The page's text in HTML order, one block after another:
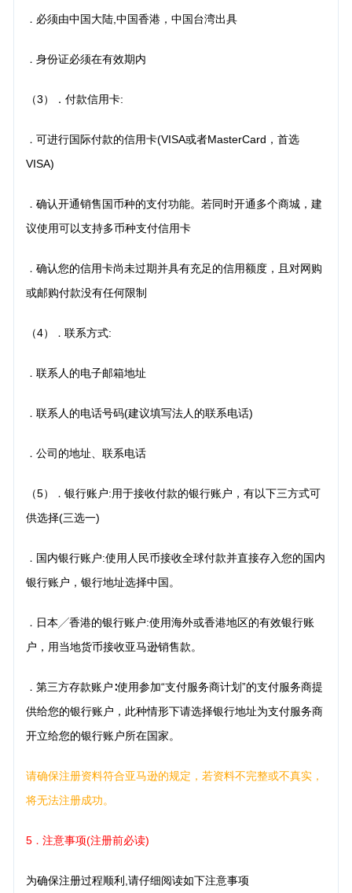
． 必须由中国大陆,中国香港，中国台湾出具
． 身份证必须在有效期内
（3）．付款信用卡:
． 可进行国际付款的信用卡(VISA或者MasterCard，首选
VISA)
． 确认开通销售国币种的支付功能。若同时开通多个商城，建
议使用可以支持多币种支付信用卡
． 确认您的信用卡尚未过期并具有充足的信用额度，且对网购
或邮购付款没有任何限制
（4） ． 联系方式:
． 联系人的电子邮箱地址
． 联系人的电话号码(建议填写法人的联系电话)
． 公司的地址、联系电话
（5） ． 银行账户:用于接收付款的银行账户，有以下三方式可
供选择(三选一)
． 国内银行账户:使用人民币接收全球付款并直接存入您的国内
银行账户，银行地址选择中国。
． 日本╱香港的银行账户:使用海外或香港地区的有效银行账
户，用当地货币接收亚马逊销售款。
． 第三方存款账户∶使用参加“支付服务商计划”的支付服务商提
供给您的银行账户，此种情形下请选择银行地址为支付服务商
开立给您的银行账户所在国家。
请确保注册资料符合亚马逊的规定，若资料不完整或不真实，
将无法注册成功。
5 ． 注意事项(注册前必读)
为确保注册过程顺利,请仔细阅读如下注意事项